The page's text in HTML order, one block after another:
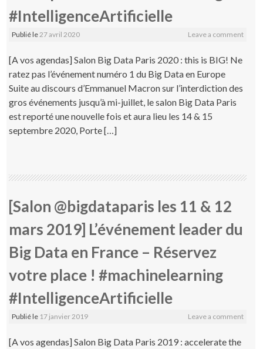
#IntelligenceArtificielle
Publié le 27 avril 2020 Leave a comment
[A vos agendas] Salon Big Data Paris 2020 : this is BIG! Ne
ratez pas l’événement numéro 1 du Big Data en Europe
Suite au discours d’Emmanuel Macron sur l’interdiction des
gros événements jusqu’à mi-juillet, le salon Big Data Paris
est reporté une nouvelle fois et aura lieu les 14 & 15
septembre 2020, Porte […]
[Salon @bigdataparis les 11 & 12
mars 2019] L’événement leader du
Big Data en France – Réservez
votre place ! #machinelearning
#IntelligenceArtificielle
Publié le 17 janvier 2019 Leave a comment
[A vos agendas] Salon Big Data Paris 2019 : accelerate the